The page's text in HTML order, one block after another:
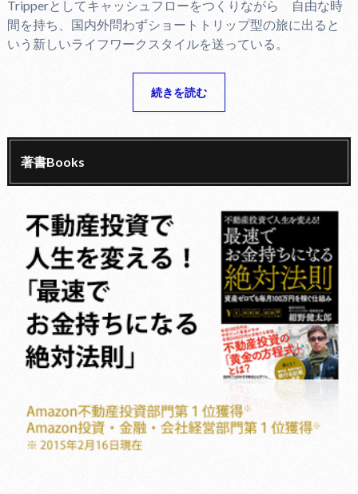
Tripperとしてキャッシュフローをつくりながら 自由な時
間を持ち、国内外問わずショートトリップ型の旅に出ると
いう新しいライフワークスタイルを送っている。
続きを読む
著書Books